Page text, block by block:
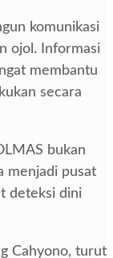
komunikasi
ojol. Informasi
membantu
secara
bukan
menjadi pusat
deteksi dini
Cahyono, turut